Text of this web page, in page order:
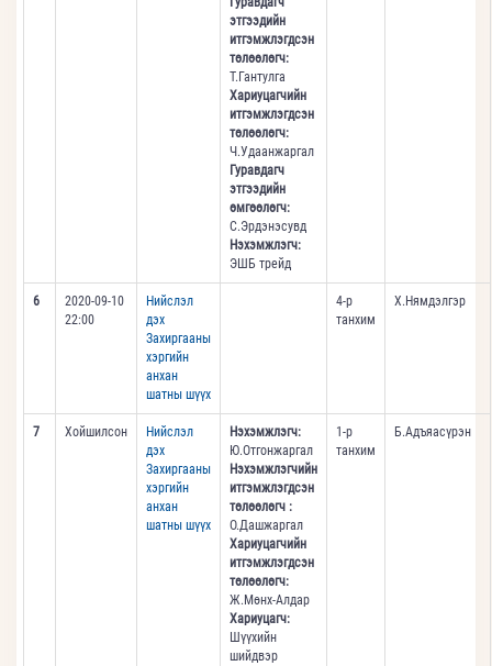
этгээдийн
итгэмжлэгдсэн
төлөөлөгч:
Т.Гантулга
Хариуцагчийн
итгэмжлэгдсэн
төлөөлөгч:
Ч.Удаанжаргал
Гуравдагч
этгээдийн
өмгөөлөгч:
С.Эрдэнэсувд
Нэхэмжлэгч:
ЭШБ трейд
6
2020-09-10
22:00
Нийслэл
дэх
Захиргааны
хэргийн
анхан
шатны шүүх
4-р
танхим
Х.Нямдэлгэр
7 Хойшилсон
Нийслэл
дэх
Захиргааны
хэргийн
анхан
шатны шүүх
Нэхэмжлэгч:
Ю.Отгонжаргал
Нэхэмжлэгчийн
итгэмжлэгдсэн
төлөөлөгч :
О.Дашжаргал
Хариуцагчийн
итгэмжлэгдсэн
төлөөлөгч:
Ж.Мөнх-Алдар
Хариуцагч:
Шүүхийн
шийдвэр
1-р
танхим
Б.Адъяасүрэн